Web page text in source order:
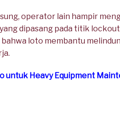
operator lain hampir
dipasang pada titik
loto membantu
untuk Heavy Equipment